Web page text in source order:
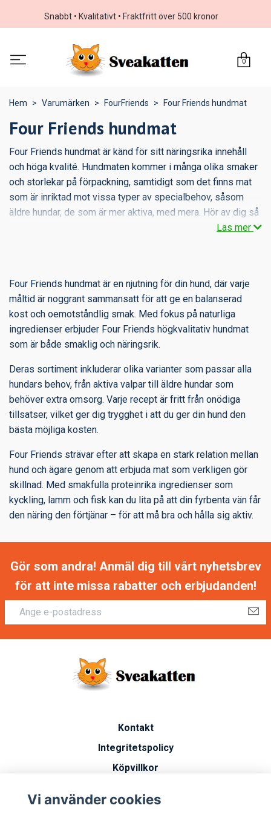
Snabbt • Kvalitativt • Fraktfritt över 500 kronor
0
Hem Varumärken FourFriends Four Friends hundmat
Four Friends hundmat
Four Friends hundmat är känd för sitt näringsrika innehåll
och höga kvalité. Hundmaten kommer i många olika smaker
och storlekar på förpackning, samtidigt som det finns mat
som är inriktad mot vissa typer av specialbehov, såsom
äldre hundar, de som är mer aktiva, med mera. Hör av dig så
Läs mer
Four Friends hundmat är en njutning för din hund, där varje
måltid är noggrant sammansatt för att ge en balanserad
kost och oemotståndlig smak. Med fokus på naturliga
ingredienser erbjuder Four Friends högkvalitativ hundmat
som är både smaklig och näringsrik.
Deras sortiment inkluderar olika varianter som passar alla
hundars behov, från aktiva valpar till äldre hundar som
behöver extra omsorg. Varje recept är fritt från onödiga
tillsatser, vilket ger dig trygghet i att du ger din hund den
bästa möjliga kosten.
Four Friends strävar efter att skapa en stark relation mellan
hund och ägare genom att erbjuda mat som verkligen gör
skillnad. Med smakfulla proteinrika ingredienser som
kyckling, lamm och fisk kan du lita på att din fyrbenta vän får
den näring den förtjänar – för att må bra och hålla sig aktiv.
Gör som andra! Anmäl dig till vårt nyhetsbrev
för att inte missa rabatter och erbjudanden!
Kontakt
Integritetspolicy
Köpvillkor
Vanliga frågor
Vi använder cookies